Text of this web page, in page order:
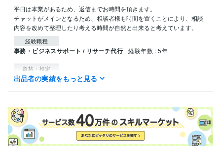
平日は本業があるため、返信までお時間を頂きます。
チャットがメインとなるため、相談者様も時間を置くことにより、相談
内容を改めて整理したり考える時間が自然と出来ると考えています。
経験職種
事務・ビジネスサポート / リサーチ代行 経験年数 : 5年
資格・検定
ITパスポート 取得年 : 2016年
終活アドバイザー 取得年 : 2025年
ビジネス・クリエイティブツール
Excel:5年Google スプレッドシート:5年Google スライド:0年
Google ドキュメント:0年PowerPoint:0年Word:0年
出品者の実績をもっと見る